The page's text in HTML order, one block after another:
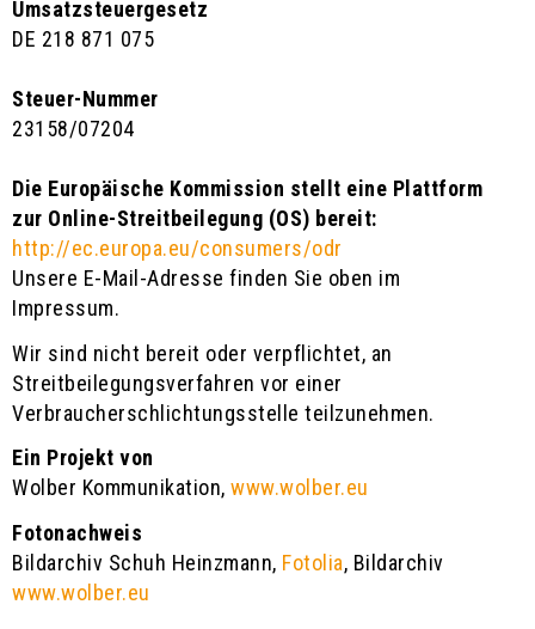
Umsatzsteuergesetz
DE 218 871 075
Steuer-Nummer
23158/07204
Die Europäische Kommission stellt eine Plattform
zur Online-Streitbeilegung (OS) bereit:
http://ec.europa.eu/consumers/odr
Unsere E-Mail-Adresse finden Sie oben im
Impressum.
Wir sind nicht bereit oder verpflichtet, an
Streitbeilegungsverfahren vor einer
Verbraucherschlichtungsstelle teilzunehmen.
Ein Projekt von
Wolber Kommunikation, www.wolber.eu
Fotonachweis
Bildarchiv Schuh Heinzmann, Fotolia, Bildarchiv
www.wolber.eu